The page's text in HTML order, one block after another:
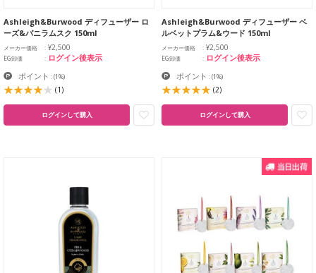
Ashleigh&Burwood ディフューザー ロ
ーズ&バニラムスク 150ml
メーカー価格 ¥2,500
EG卸価 ログイン後表示
ポイント :(1%)
(1)
ログインして購入
Ashleigh&Burwood ディフューザー ベ
ルベットプラム&ウード 150ml
メーカー価格 ¥2,500
EG卸価 ログイン後表示
ポイント :(1%)
(2)
ログインして購入